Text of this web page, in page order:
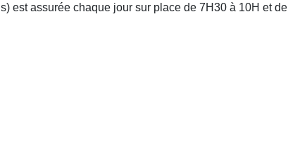
est assurée chaque jour sur place de 7H30 à 10H et de